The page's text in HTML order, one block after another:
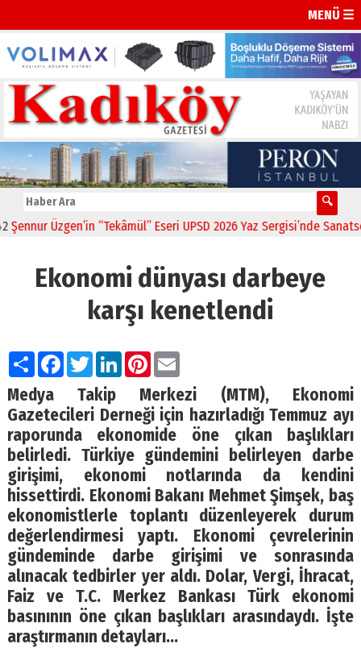
MENÜ ☰
Üzgen’in “Tekâmül” Eseri UPSD 2026 Yaz Sergisi’nde
Ekonomi dünyası darbeye
karşı kenetlendi
PaylaşFacebook
TwitterLinkedIn
Pinterest
Email
Medya Takip Merkezi (MTM), Ekonomi
Gazetecileri Derneği için hazırladığı Temmuz ayı
raporunda ekonomide öne çıkan başlıkları
belirledi. Türkiye gündemini belirleyen darbe
girişimi, ekonomi notlarında da kendini
hissettirdi. Ekonomi Bakanı Mehmet Şimşek, baş
ekonomistlerle toplantı düzenleyerek durum
değerlendirmesi yaptı. Ekonomi çevrelerinin
gündeminde darbe girişimi ve sonrasında
alınacak tedbirler yer aldı. Dolar, Vergi, İhracat,
Faiz ve T.C. Merkez Bankası Türk ekonomi
basınının öne çıkan başlıkları arasındaydı. İşte
araştırmanın detayları…